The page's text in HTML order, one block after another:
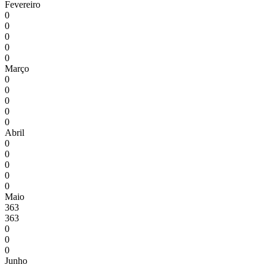
Fevereiro
0
0
0
0
0
Março
0
0
0
0
0
Abril
0
0
0
0
0
Maio
363
363
0
0
0
Junho